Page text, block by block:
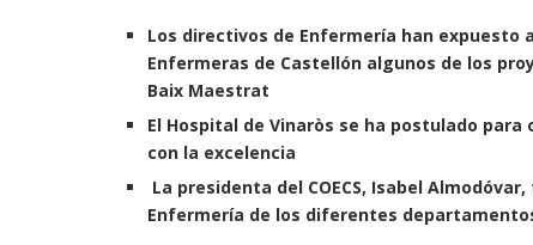
Los directivos de Enfermería han expuesto
Enfermeras de Castellón algunos de los
Baix Maestrat
El Hospital de Vinaròs se ha postulado
con la excelencia
La presidenta del COECS, Isabel
Enfermería de los diferentes